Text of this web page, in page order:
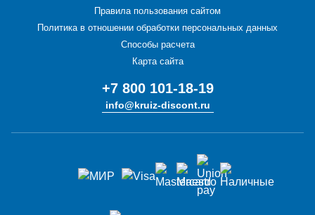
Правила пользования сайтом
Политика в отношении обработки персональных данных
Способы расчета
Карта сайта
+7 800 101-18-19
info@kruiz-discont.ru